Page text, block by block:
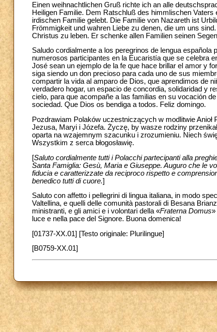
Einen weihnachtlichen Gruß richte ich an alle
Heiligen Familie. Dem Ratschluß des himmlischen
irdischen Familie gelebt. Die Familie von Nazareth ist
Frömmigkeit und wahren Liebe zu denen, die um uns
Christus zu leben. Er schenke allen Familien seinen
Saludo cordialmente a los peregrinos de lengua
numerosos participantes en la Eucaristía que se celebra
José sean un ejemplo de la fe que hace brillar el amor y
siga siendo un don precioso para cada uno de sus
compartir la vida al amparo de Dios, que aprendimos de
verdadero hogar, un espacio de concordia, solidaridad y
cielo, para que acompañe a las familias en su vocación
sociedad. Que Dios os bendiga a todos. Feliz domingo.
Pozdrawiam Polaków uczestniczących w modlitwie
Jezusa, Maryi i Józefa. Życzę, by wasze rodziny
oparta na wzajemnym szacunku i zrozumieniu. Niech
Wszystkim z serca błogosławię.
[Saluto cordialmente tutti i Polacchi partecipanti alla
Santa Famiglia: Gesù, Maria e Giuseppe. Auguro che le
fiducia e caratterizzate da reciproco rispetto e
benedico tutti di cuore.]
Saluto con affetto i pellegrini di lingua italiana, in modo
Valtellina, e quelli delle comunità pastorali di Besana
ministranti, e gli amici e i volontari della «Fraterna Domus»
luce e nella pace del Signore. Buona domenica!
[01737-XX.01] [Testo originale: Plurilingue]
[B0759-XX.01]